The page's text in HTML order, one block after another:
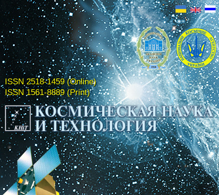
ISSN 2518-1459 (Online)
ISSN 1561-8889 (Print)